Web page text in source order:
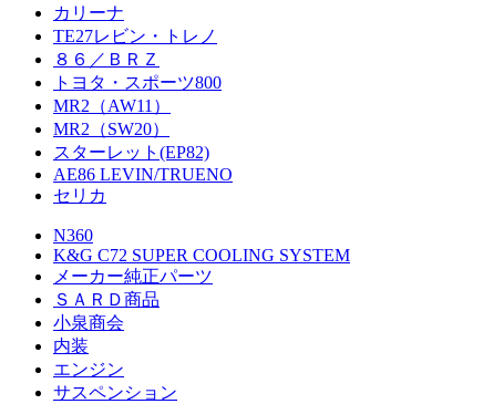
カリーナ
TE27レビン・トレノ
８６／ＢＲＺ
トヨタ・スポーツ800
MR2（AW11）
MR2（SW20）
スターレット(EP82)
AE86 LEVIN/TRUENO
セリカ
N360
K&G C72 SUPER COOLING SYSTEM
メーカー純正パーツ
ＳＡＲＤ商品
小泉商会
内装
エンジン
サスペンション